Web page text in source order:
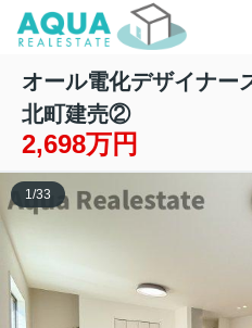
オール電化デザイナー
北町建売②
2,698万円
1/33